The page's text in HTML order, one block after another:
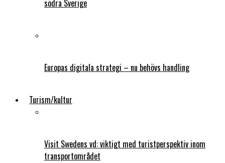
södra Sverige
Europas digitala strategi – nu behövs handling
Turism/kultur
Visit Swedens vd: viktigt med turistperspektiv inom
transportområdet